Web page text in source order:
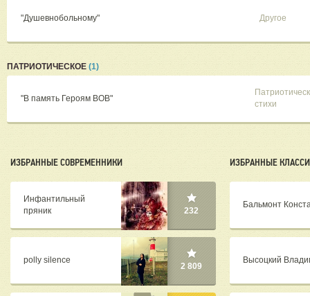
"Душевнобольному" Другое
ПАТРИОТИЧЕСКОЕ (1)
"В память Героям ВОВ"
стихи
ИЗБРАННЫЕ СОВРЕМЕННИКИ
Инфантильный
пряник
232
polly silence
2 809
ИЗБРАННЫЕ
Бальмонт
Высоцкий